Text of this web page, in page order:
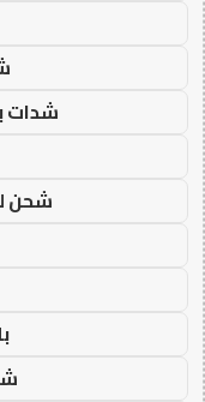
شدات
شحن